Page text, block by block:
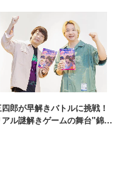
四郎が早解きバトルに挑戦！
アル謎解きゲームの舞台"錦糸